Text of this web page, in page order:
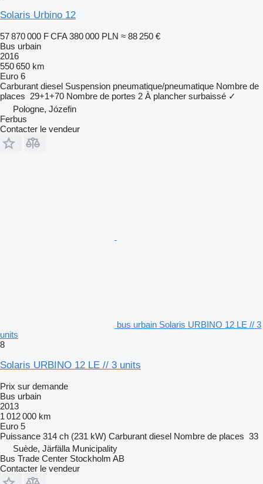
Solaris Urbino 12
57 870 000 F CFA 380 000 PLN ≈ 88 250 €
Bus urbain
2016
550 650 km
Euro 6
Carburant diesel Suspension pneumatique/pneumatique Nombre de
places 29+1+70 Nombre de portes 2 À plancher surbaissé ✓
Pologne, Józefin
Ferbus
Contacter le vendeur
bus urbain Solaris URBINO 12 LE // 3
units
8
Solaris URBINO 12 LE // 3 units
Prix sur demande
Bus urbain
2013
1 012 000 km
Euro 5
Puissance 314 ch (231 kW) Carburant diesel Nombre de places 33
Suède, Järfälla Municipality
Bus Trade Center Stockholm AB
Contacter le vendeur